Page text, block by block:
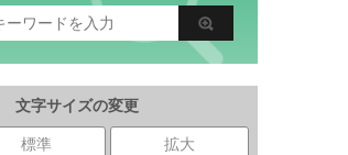
文字サイズの変更
標準 拡大